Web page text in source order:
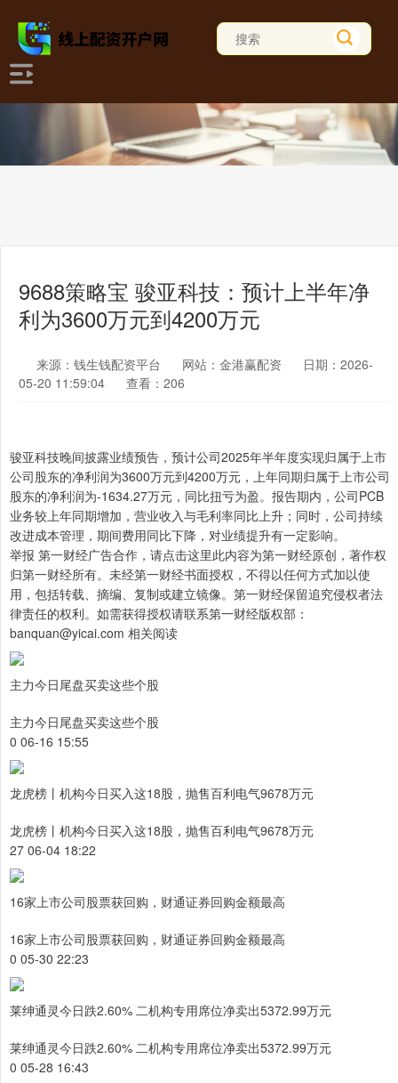
9688策略宝 骏亚科技：预计上半年净
利为3600万元到4200万元
来源：钱生钱配资平台 网站：金港赢配资
日期：2026-
05-20 11:59:04
查看：206
骏亚科技晚间披露业绩预告，预计公司2025年半年度实现归属于上市
公司股东的净利润为3600万元到4200万元，上年同期归属于上市公司
股东的净利润为-1634.27万元，同比扭亏为盈。报告期内，公司PCB
业务较上年同期增加，营业收入与毛利率同比上升；同时，公司持续
改进成本管理，期间费用同比下降，对业绩提升有一定影响。
举报 第一财经广告合作，请点击这里此内容为第一财经原创，著作权
归第一财经所有。未经第一财经书面授权，不得以任何方式加以使
用，包括转载、摘编、复制或建立镜像。第一财经保留追究侵权者法
律责任的权利。如需获得授权请联系第一财经版权部：
banquan@yicai.com 相关阅读
主力今日尾盘买卖这些个股
主力今日尾盘买卖这些个股
0 06-16 15:55
龙虎榜丨机构今日买入这18股，抛售百利电气9678万元
龙虎榜丨机构今日买入这18股，抛售百利电气9678万元
27 06-04 18:22
16家上市公司股票获回购，财通证券回购金额最高
16家上市公司股票获回购，财通证券回购金额最高
0 05-30 22:23
莱绅通灵今日跌2.60% 二机构专用席位净卖出5372.99万元
莱绅通灵今日跌2.60% 二机构专用席位净卖出5372.99万元
0 05-28 16:43